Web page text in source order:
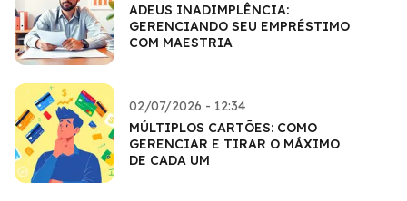
ADEUS INADIMPLÊNCIA:
GERENCIANDO SEU EMPRÉSTIMO
COM MAESTRIA
02/07/2026 - 12:34
MÚLTIPLOS CARTÕES: COMO
GERENCIAR E TIRAR O MÁXIMO
DE CADA UM